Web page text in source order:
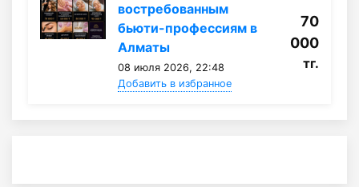
востребованным
бьюти-профессиям в
Алматы
08 июля 2026, 22:48
Добавить в избранное
70
000
тг.